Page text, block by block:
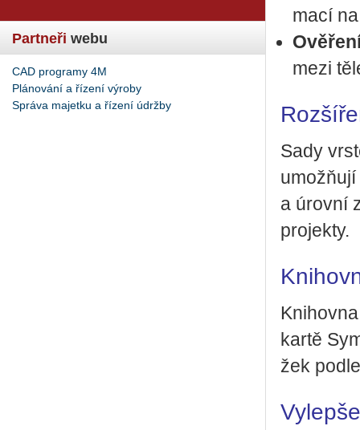
Partneři webu
CAD programy 4M
Plánování a řízení výroby
Správa majetku a řízení údržby
ma­cí
mezi
Sady
a úrov­ní
pro­jek­ty.
kartě
žek